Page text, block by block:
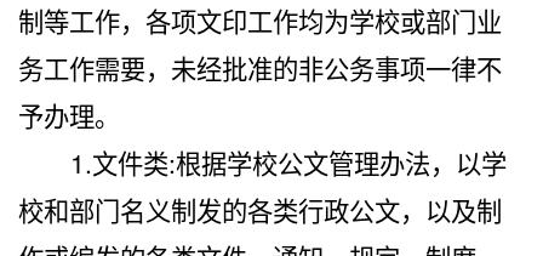
制等工作，各项文印工作均为学校或部门业
务工作需要，未经批准的非公务事项一律不
予办理。
1.文件类:根据学校公文管理办法，以学
校和部门名义制发的各类行政公文，以及制